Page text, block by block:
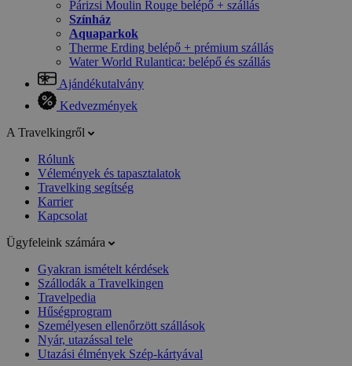
Párizsi Moulin Rouge belépő + szállás
Színház
Aquaparkok
Therme Erding belépő + prémium szállás
Water World Rulantica: belépő és szállás
Ajándékutalvány
Kedvezmények
A Travelkingről
Rólunk
Vélemények és tapasztalatok
Travelking segítség
Karrier
Kapcsolat
Ügyfeleink számára
Gyakran ismételt kérdések
Szállodák a Travelkingen
Travelpedia
Hűségprogram
Személyesen ellenőrzött szállások
Nyár, utazással tele
Utazási élmények Szép-kártyával